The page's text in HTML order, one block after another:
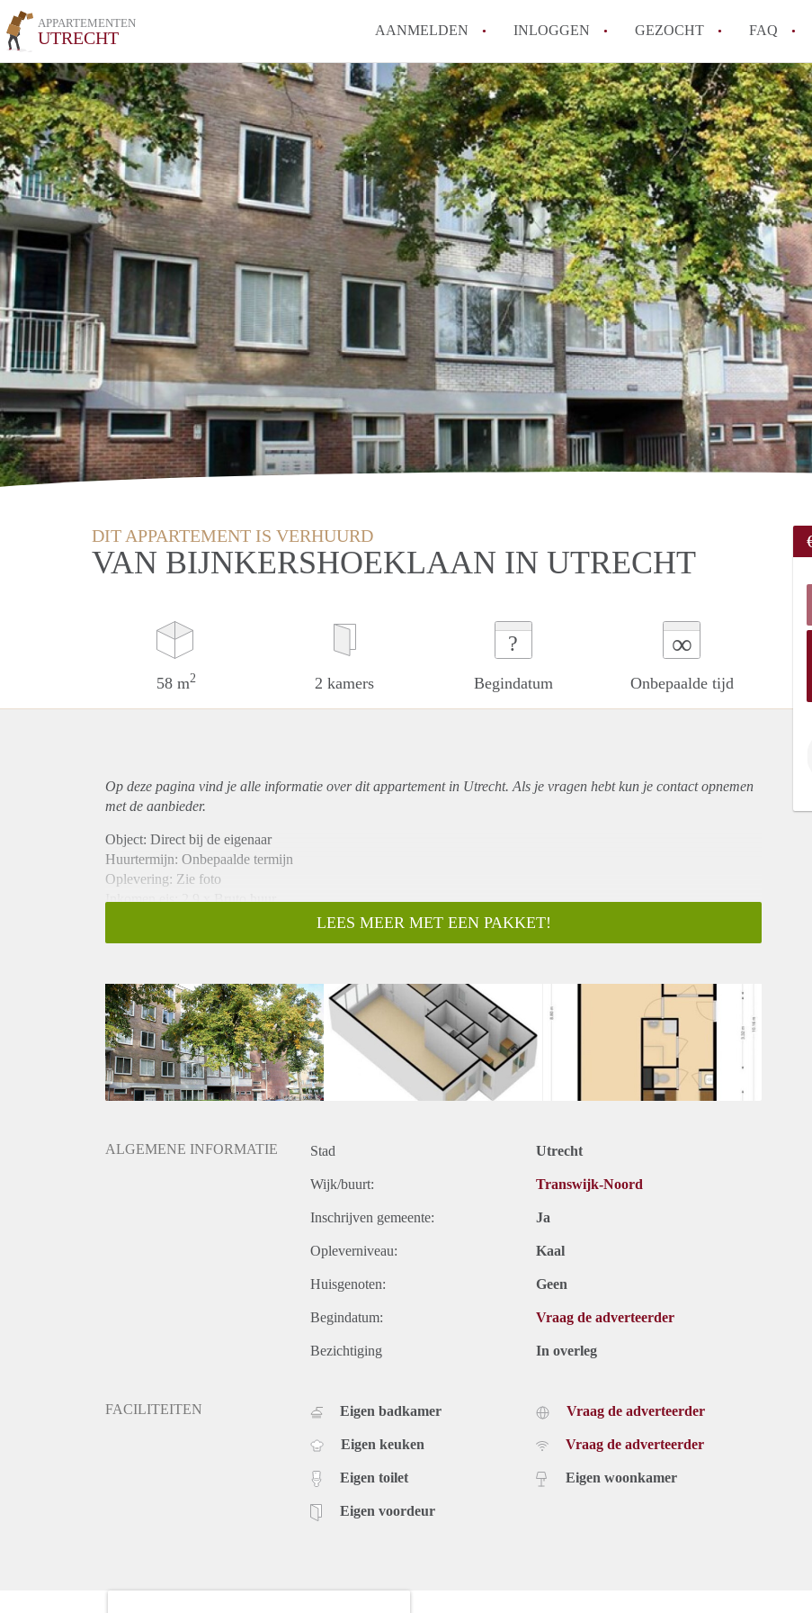
APPARTEMENTEN
UTRECHT AANMELDEN INLOGGEN GEZOCHT FAQ
How to translate AppartementenUtrecht!
Wat is AppartementenUtrecht?
Wat is de privacyverklaring van
Berekent AppartementenUtrecht
makelaarsvergoeding/
Is AppartementenUtrecht verantwoordelijk
Appartement / Appartementen in Utrecht?
Alle veelgestelde vragen
DIT APPARTEMENT IS VERHUURD
VAN BIJNKERSHOEKLAAN IN UTRECHT
58 m2 2 kamers
?
Begindatum
∞
Onbepaalde tijd
Op deze pagina vind je alle informatie over ditappartementin Utrecht. Als je vragen hebt kun je contact opnemen
met de aanbieder.
Object: Direct bij de eigenaar
Huurtermijn: Onbepaalde termijn
Oplevering: Zie foto
Inkomen eis: 2,9 x Bruto huur
Borg: 1 Maand
Huisdieren toegestaan: Afhankelijk van de Eigenaar
Huurtoeslag grens: Nee
Geschikt voor studenten: Afhankelijk van de Eigenaar
LEES MEER MET EEN PAKKET!
ALGEMENE INFORMATIE Stad Utrecht
Wijk/buurt: Transwijk-Noord
Inschrijven gemeente: Ja
Opleverniveau: Kaal
Huisgenoten: Geen
Begindatum: Vraag de adverteerder
Bezichtiging In overleg
FACILITEITEN Eigen badkamer
Eigen keuken
Eigen toilet
Eigen voordeur
Vraag de adverteerder
Vraag de adverteerder
Eigen woonkamer